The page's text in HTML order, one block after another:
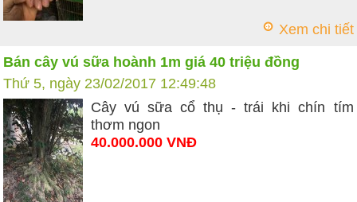
Xem chi tiết
Bán cây vú sữa hoành 1m giá 40 triệu đồng
Thứ 5, ngày 23/02/2017 12:49:48
Cây vú sữa cổ thụ - trái khi chín tím
thơm ngon
40.000.000 VNĐ